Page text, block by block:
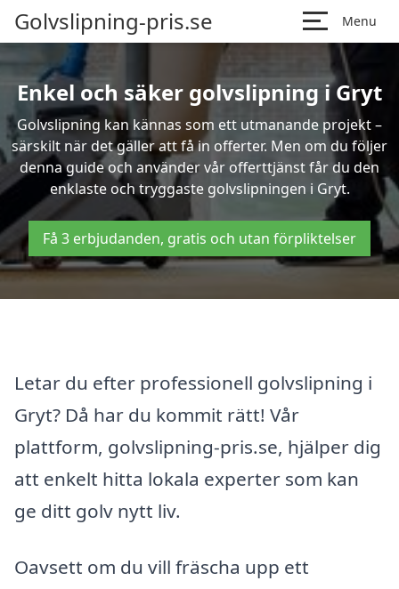
Golvslipning-pris.se Menu
Enkel och säker golvslipning i Gryt
Golvslipning kan kännas som ett utmanande projekt –
särskilt när det gäller att få in offerter. Men om du följer
denna guide och använder vår offerttjänst får du den
enklaste och tryggaste golvslipningen i Gryt.
Få 3 erbjudanden, gratis och utan förpliktelser
Letar du efter professionell golvslipning i
Gryt? Då har du kommit rätt! Vår
plattform, golvslipning-pris.se, hjälper dig
att enkelt hitta lokala experter som kan
ge ditt golv nytt liv.
Oavsett om du vill fräscha upp ett